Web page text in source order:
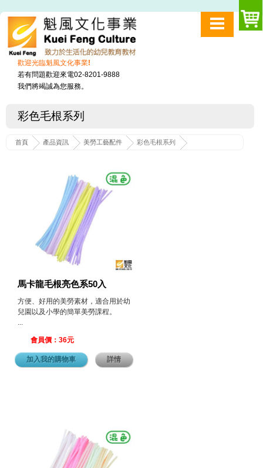
歡迎光臨魁風文化事業!
若有問題歡迎來電02-8201-9888
我們將竭誠為您服務。
彩色毛根系列
首頁 產品資訊 美勞工藝配件 彩色毛根系列
馬卡龍毛根亮色系50入
方便、好用的美勞素材，適合用於幼
兒園以及小學的簡單美勞課程。
...
會員價：36元
加入我的購物車 詳情